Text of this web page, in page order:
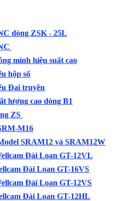
dòng ZSK - 25L
minh hiệu suất cao
hộp số
Đai truyền
lượng cao dòng B1
ZS
M16
SRAM12 và SRAM12W
Đài Loan GT-12VL
Đài Loan GT-16VS
Đài Loan GT-12VS
Đài Loan GT-12HL